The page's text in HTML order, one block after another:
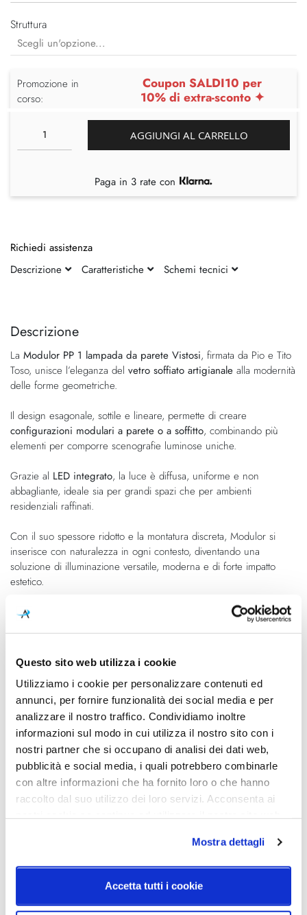
Questo sito web utilizza i cookie
Utilizziamo i cookie per personalizzare contenuti ed
annunci, per fornire funzionalità dei social media e per
analizzare il nostro traffico. Condividiamo inoltre
informazioni sul modo in cui utilizza il nostro sito con i
nostri partner che si occupano di analisi dei dati web,
pubblicità e social media, i quali potrebbero combinarle
con altre informazioni che ha fornito loro o che hanno
raccolto dal suo utilizzo dei loro servizi. Acconsenta ai
Mostra dettagli
Accetta tutti i cookie
fine
galleria
di
immagini
della
di
immagini
Descrizione
La Modulor PP 1 lampada da parete Vistosi, firmata da Pio e Tito
Toso, unisce l’eleganza del vetro soffiato artigianale alla modernità
delle forme geometriche.
Il design esagonale, sottile e lineare, permette di creare
configurazioni modulari a parete o a soffitto, combinando più
elementi per comporre scenografie luminose uniche.
Grazie al LED integrato, la luce è diffusa, uniforme e non
abbagliante, ideale sia per grandi spazi che per ambienti
residenziali raffinati.
Con il suo spessore ridotto e la montatura discreta, Modulor si
inserisce con naturalezza in ogni contesto, diventando una
soluzione di illuminazione versatile, moderna e di forte impatto
estetico.
Caratteristiche
Cod.Art.
Designer
Dimensioni
H. 1000mm - L. 750mm
Sorgente luminosa
Led integrato
Potenza e attacco
LED 99 12W+19W | 4550lm
Classe energetica
A++
20
Schemi tecnici
Struttura
Promozione in
corso:
Coupon SALDI10 per
10% di extra-sconto ✦
AGGIUNGI AL CARRELLO
Paga in 3 rate con
Richiedi assistenza
Descrizione
Caratteristiche Schemi tecnici